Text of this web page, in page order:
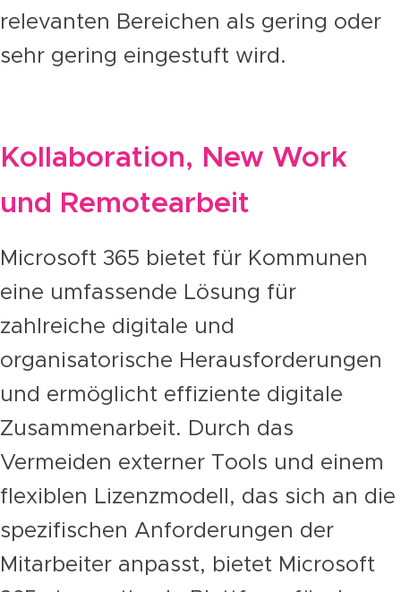
relevanten Bereichen als gering oder
sehr gering eingestuft wird.
Kollaboration, New Work
und Remotearbeit
Microsoft 365 bietet für Kommunen
eine umfassende Lösung für
zahlreiche digitale und
organisatorische Herausforderungen
und ermöglicht effiziente digitale
Zusammenarbeit. Durch das
Vermeiden externer Tools und einem
flexiblen Lizenzmodell, das sich an die
spezifischen Anforderungen der
Mitarbeiter anpasst, bietet Microsoft